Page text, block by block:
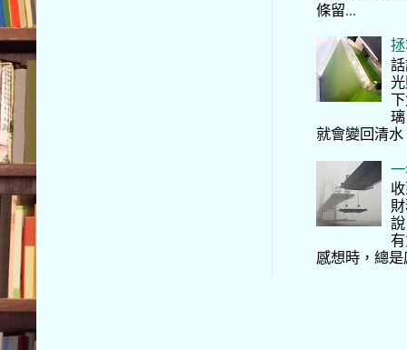
條留...
就會變回清
感想時，總